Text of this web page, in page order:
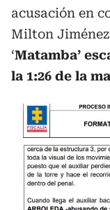
acusación en
Milton
‘Matamba’
la 1:26 de la